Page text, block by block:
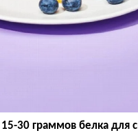
30 граммов белка для